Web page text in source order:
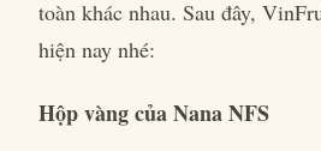
toàn khác nhau. Sau đây,
hiện nay nhé:
Hộp vàng của Nana NFS